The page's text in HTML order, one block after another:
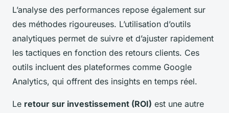
L’analyse des performances repose également sur
des méthodes rigoureuses. L’utilisation d’outils
analytiques permet de suivre et d’ajuster rapidement
les tactiques en fonction des retours clients. Ces
outils incluent des plateformes comme Google
Analytics, qui offrent des insights en temps réel.
Le retour sur investissement (ROI) est une autre